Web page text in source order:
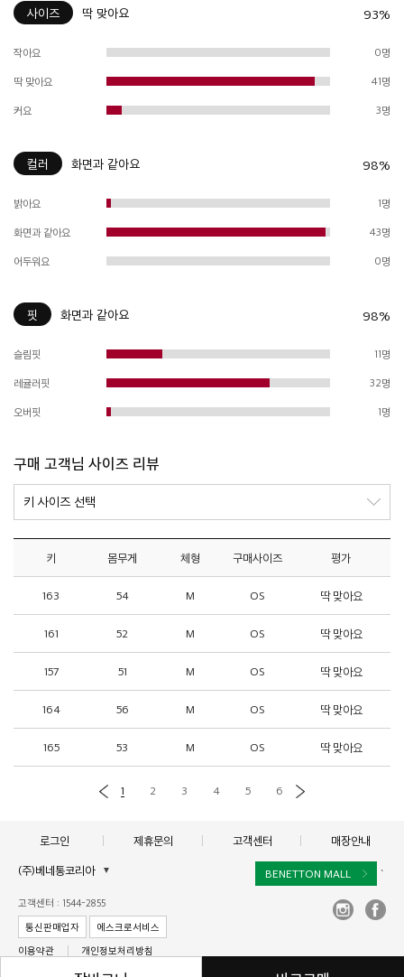
사이즈 딱 맞아요 93%
작아요 0명
딱 맞아요 41명
커요 3명
컬러 화면과 같아요 98%
밝아요 1명
화면과 같아요 43명
어두워요 0명
핏 화면과 같아요 98%
슬림핏 11명
레귤러핏 32명
오버핏 1명
구매 고객님 사이즈 리뷰
키 몸무게 체형 구매사이즈 평가
163 54 M OS 딱 맞아요
161 52 M OS 딱 맞아요
157 51 M OS 딱 맞아요
164 56 M OS 딱 맞아요
165 53 M OS 딱 맞아요
1 2 3 4 5 6
로그인 제휴문의 고객센터 매장안내
BENETTON MALL `
(주)베네통코리아 ▼
대표이사 : 김규완
주소 : 서울시 서초구 서초대로 398, 15층, 16층(서초동, 비엔케이디지털타워)
사업자 등록번호 : 211-86-40964
통신판매업신고 :제2017-서울서초-1250
고객센터 : 1544-2855
통신판매업자
에스크로서비스
이용약관
개인정보처리방침